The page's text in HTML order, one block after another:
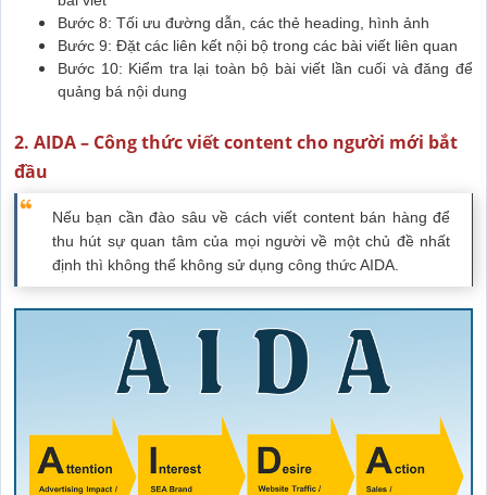
Bước 8: Tối ưu đường dẫn, các thẻ heading, hình ảnh
Bước 9: Đặt các liên kết nội bộ trong các bài viết liên quan
Bước 10: Kiểm tra lại toàn bộ bài viết lần cuối và đăng để
quảng bá nội dung
2. AIDA – Công thức viết content cho người mới bắt
đầu
Nếu bạn cần đào sâu về cách viết content bán hàng để
thu hút sự quan tâm của mọi người về một chủ đề nhất
định thì không thể không sử dụng công thức AIDA.